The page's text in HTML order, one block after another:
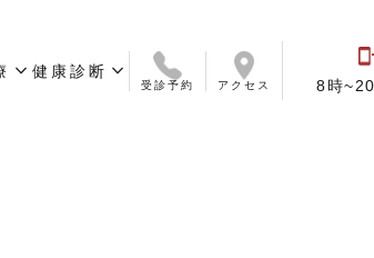
expand_more健康診断 expand_more
受診予約 アクセス 8時